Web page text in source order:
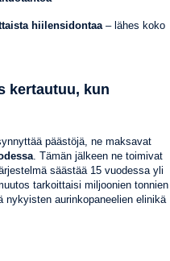
hiilensidontaa– lähes koko
kertautuu, kun
päästöjä, ne maksavat
. Tämän jälkeen ne toimivat
säästää 15 vuodessa yli
tarkoittaisi miljoonien tonnien
aurinkopaneelien elinikä